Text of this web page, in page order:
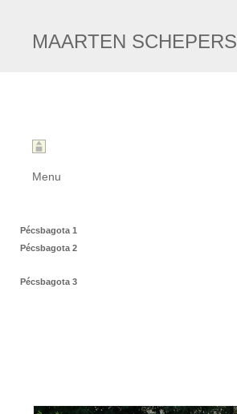
MAARTEN SCHEPERS
Menu
Pécsbagota 1
Pécsbagota 2
Pécsbagota 3